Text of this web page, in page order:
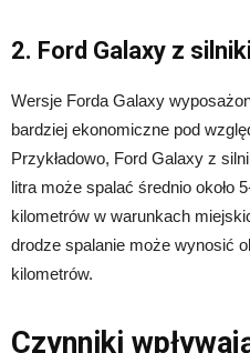
2. Ford Galaxy z
Wersje Forda Galaxy
bardziej ekonomiczne pod
Przykładowo, Ford Galaxy z
litra może spalać średnio około
kilometrów w warunkach
drodze spalanie może wynosić
kilometrów.
Czynniki